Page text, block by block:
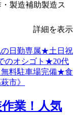
製造補助製造ス
詳細を表示
業！人気